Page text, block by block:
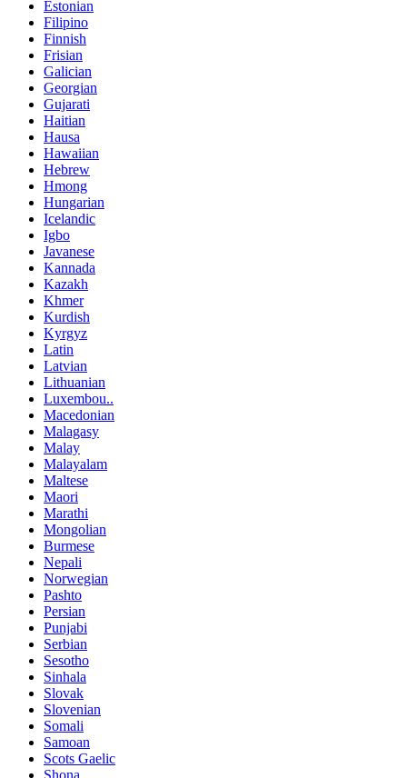
Estonian
Filipino
Finnish
Frisian
Galician
Georgian
Gujarati
Haitian
Hausa
Hawaiian
Hebrew
Hmong
Hungarian
Icelandic
Igbo
Javanese
Kannada
Kazakh
Khmer
Kurdish
Kyrgyz
Latin
Latvian
Lithuanian
Luxembou..
Macedonian
Malagasy
Malay
Malayalam
Maltese
Maori
Marathi
Mongolian
Burmese
Nepali
Norwegian
Pashto
Persian
Punjabi
Serbian
Sesotho
Sinhala
Slovak
Slovenian
Somali
Samoan
Scots Gaelic